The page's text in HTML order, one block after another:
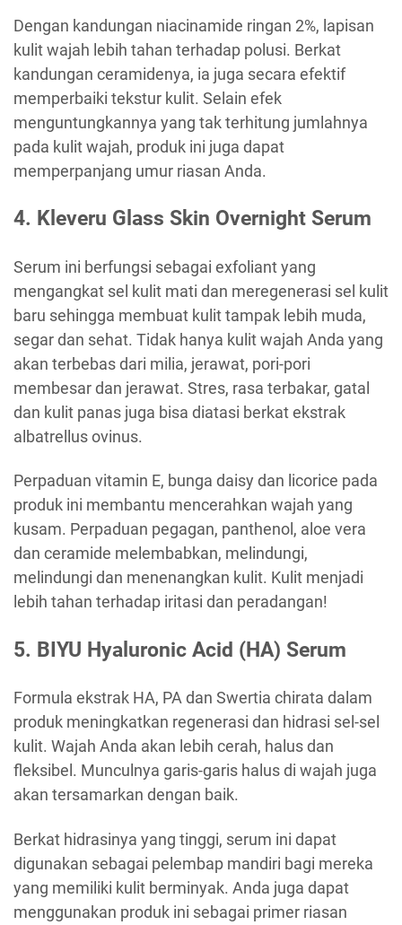
Dengan kandungan niacinamide ringan 2%, lapisan
kulit wajah lebih tahan terhadap polusi. Berkat
kandungan ceramidenya, ia juga secara efektif
memperbaiki tekstur kulit. Selain efek
menguntungkannya yang tak terhitung jumlahnya
pada kulit wajah, produk ini juga dapat
memperpanjang umur riasan Anda.
4. Kleveru Glass Skin Overnight Serum
Serum ini berfungsi sebagai exfoliant yang
mengangkat sel kulit mati dan meregenerasi sel kulit
baru sehingga membuat kulit tampak lebih muda,
segar dan sehat. Tidak hanya kulit wajah Anda yang
akan terbebas dari milia, jerawat, pori-pori
membesar dan jerawat. Stres, rasa terbakar, gatal
dan kulit panas juga bisa diatasi berkat ekstrak
albatrellus ovinus.
Perpaduan vitamin E, bunga daisy dan licorice pada
produk ini membantu mencerahkan wajah yang
kusam. Perpaduan pegagan, panthenol, aloe vera
dan ceramide melembabkan, melindungi,
melindungi dan menenangkan kulit. Kulit menjadi
lebih tahan terhadap iritasi dan peradangan!
5. BIYU Hyaluronic Acid (HA) Serum
Formula ekstrak HA, PA dan Swertia chirata dalam
produk meningkatkan regenerasi dan hidrasi sel-sel
kulit. Wajah Anda akan lebih cerah, halus dan
fleksibel. Munculnya garis-garis halus di wajah juga
akan tersamarkan dengan baik.
Berkat hidrasinya yang tinggi, serum ini dapat
digunakan sebagai pelembap mandiri bagi mereka
yang memiliki kulit berminyak. Anda juga dapat
menggunakan produk ini sebagai primer riasan